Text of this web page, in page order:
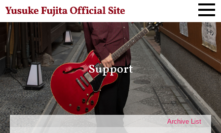
Support
Archive List